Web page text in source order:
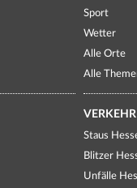
Sport
Wetter
Alle Orte
Alle
VERKEHR
Staus
Blitzer
Unfälle